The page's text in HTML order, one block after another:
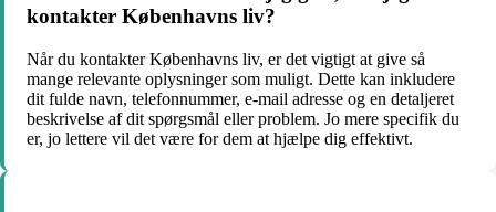
kontakter Københavns liv?
Når du kontakter Københavns liv, er det vigtigt at give så
mange relevante oplysninger som muligt. Dette kan inkludere
dit fulde navn, telefonnummer, e-mail adresse og en detaljeret
beskrivelse af dit spørgsmål eller problem. Jo mere specifik du
er, jo lettere vil det være for dem at hjælpe dig effektivt.